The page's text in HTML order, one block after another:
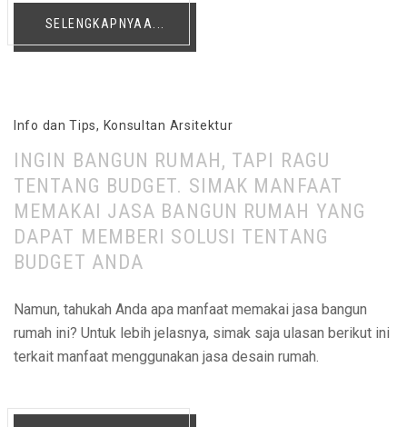
SELENGKAPNYAA...
Info dan Tips, Konsultan Arsitektur
INGIN BANGUN RUMAH, TAPI RAGU
TENTANG BUDGET. SIMAK MANFAAT
MEMAKAI JASA BANGUN RUMAH YANG
DAPAT MEMBERI SOLUSI TENTANG
BUDGET ANDA
Namun, tahukah Anda apa manfaat memakai jasa bangun
rumah ini? Untuk lebih jelasnya, simak saja ulasan berikut ini
terkait manfaat menggunakan jasa desain rumah.